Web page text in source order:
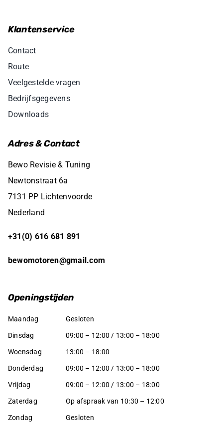
Klantenservice
Contact
Route
Veelgestelde vragen
Bedrijfsgegevens
Downloads
Adres & Contact
Bewo Revisie & Tuning
Newtonstraat 6a
7131 PP Lichtenvoorde
Nederland
+31(0) 616 681 891
bewomotoren@gmail.com
Openingstijden
Maandag Gesloten
Dinsdag 09:00 – 12:00 / 13:00 – 18:00
Woensdag 13:00 – 18:00
Donderdag 09:00 – 12:00 / 13:00 – 18:00
Vrijdag 09:00 – 12:00 / 13:00 – 18:00
Zaterdag Op afspraak van 10:30 – 12:00
Zondag Gesloten